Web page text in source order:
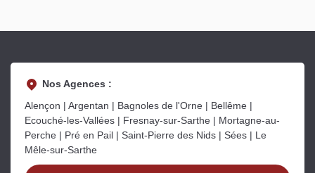
Nos Agences :
Alençon | Argentan | Bagnoles de l'Orne | Bellême |
Ecouché-les-Vallées | Fresnay-sur-Sarthe | Mortagne-au-
Perche | Pré en Pail | Saint-Pierre des Nids | Sées | Le
Mêle-sur-Sarthe